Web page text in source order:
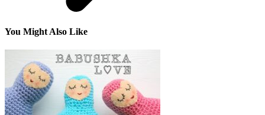
You Might Also Like